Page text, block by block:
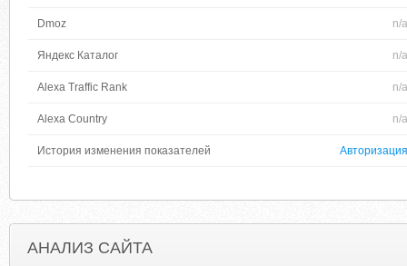
Dmoz n/a
Яндекс Каталог n/a
Alexa Traffic Rank n/a
Alexa Country n/a
История изменения показателей Авторизация
АНАЛИЗ САЙТА